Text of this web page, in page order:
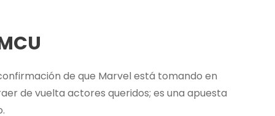
de que Marvel está tomando en
de vuelta actores queridos; es una apuesta